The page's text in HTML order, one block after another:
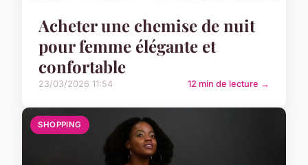
Acheter une chemise de nuit
pour femme élégante et
confortable
23/03/2026 11:54 12 min de lecture →
SHOPPING